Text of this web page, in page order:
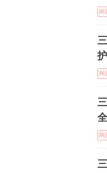
网
网
网